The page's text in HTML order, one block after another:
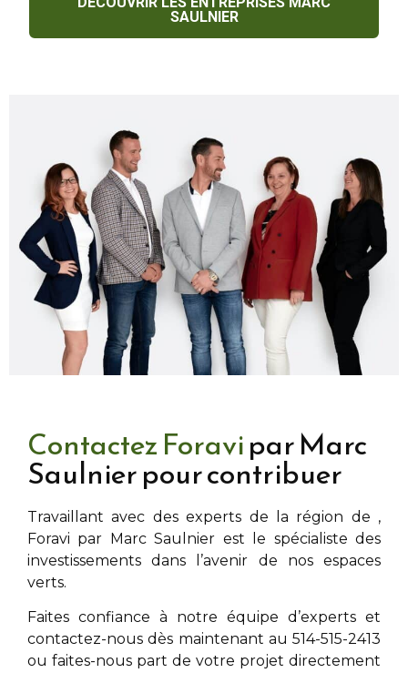
SAULNIER
Contactez Foravipar Marc
Saulnier pour contribuer
Travaillant avec des experts de la région de ,
Foravi par Marc Saulnier est le spécialiste des
investissements dans l’avenir de nos espaces
verts.
Faites confiance à notre équipe d’experts et
contactez-nous dès maintenant au 514-515-2413
ou faites-nous part de votre projet directement